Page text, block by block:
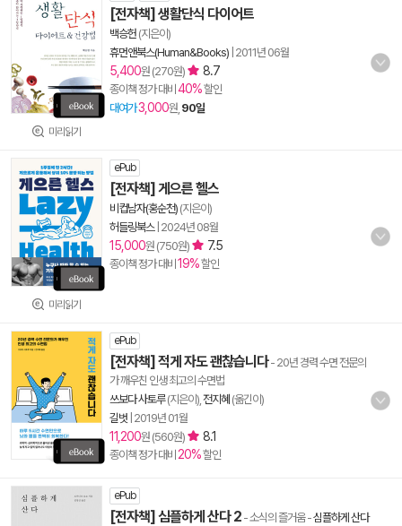
미리읽기
[전자책] 생활단식 다이어트
백승헌 (지은이)
휴먼앤북스(Human&Books) 2011년 06월
5,400원 (270원) 8.7
종이책 정가 대비 40%할인
대여가3,000원, 90일
미리읽기
ePub
[전자책] 게으른 헬스
비컵남자(홍순천) (지은이)
허들링북스| 2024년 08월
15,000원 (750원) 7.5
종이책 정가 대비 19%할인
ePub
[전자책] 적게 자도 괜찮습니다- 20년 경력 수면 전문의
가 깨우친 인생 최고의 수면법
쓰보다 사토루(지은이), 전지혜 (옮긴이)
길벗 2019년 01월
11,200원 (560원) 8.1
종이책 정가 대비 20%할인
ePub
[전자책] 심플하게 산다 2 - 소식의 즐거움-심플하게 산다